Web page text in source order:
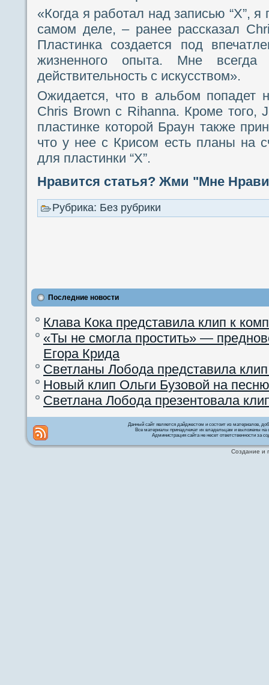
«Когда я работал над записью “X”,
самом деле, – ранее рассказал
Пластинка создается под
жизненного опыта. Мне всегда
действительность с искусством».
Ожидается, что в альбом попадет
Chris Brown с Rihanna. Кроме того,
пластинке которой Браун также
что у нее с Крисом есть планы на
для пластинки “X”.
Нравится статья? Жми "Мне
Рубрика: Без рубрики
Последние новости
Клава Кока представила клип к
«Ты не смогла простить» —
Егора Крида
Светланы Лобода представила
Новый клип Ольги Бузовой на
Светлана Лобода презентовала
Данный сайт является дайджестом и состоит из материалов,
Все материалы принадлежат их владельцам и выложены на
Администрация сайта не несет ответственности за
Создание и